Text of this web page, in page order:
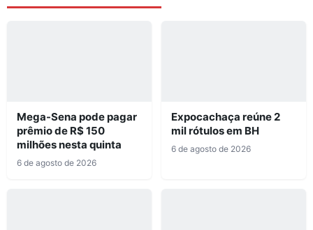
Mega-Sena pode pagar
prêmio de R$ 150
milhões nesta quinta
6 de agosto de 2026
Expocachaça reúne 2
mil rótulos em BH
6 de agosto de 2026